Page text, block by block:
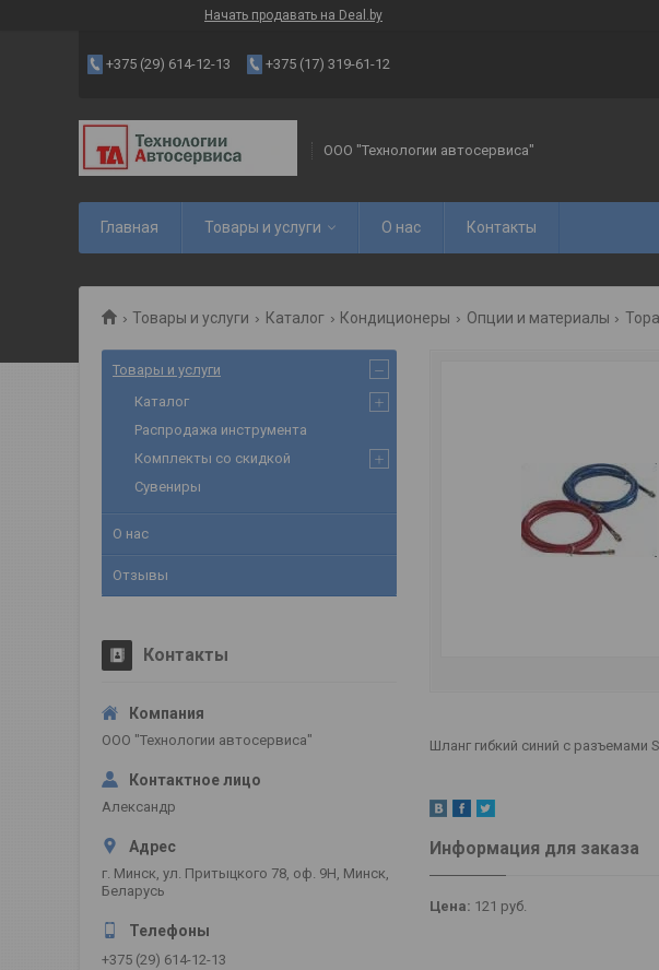
Начать продавать на Deal.by
+375 (29) 614-12-13 +375 (17) 319-61-12
ООО "Технологии автосервиса"
Главная Товары и услуги О нас Контакты
Товары и услуги Каталог Кондиционеры Опции и материалы
Шланг гибкий синий с разъемами
Информация для заказа
Цена: 121 руб.
Товары и услуги
Каталог
Распродажа инструмента
Комплекты со скидкой
Сувениры
О нас
Отзывы
Контакты
ООО "Технологии автосервиса"
Александр
г. Минск, ул. Притыцкого 78, оф. 9Н, Минск,
Беларусь
+375 (29) 614-12-13